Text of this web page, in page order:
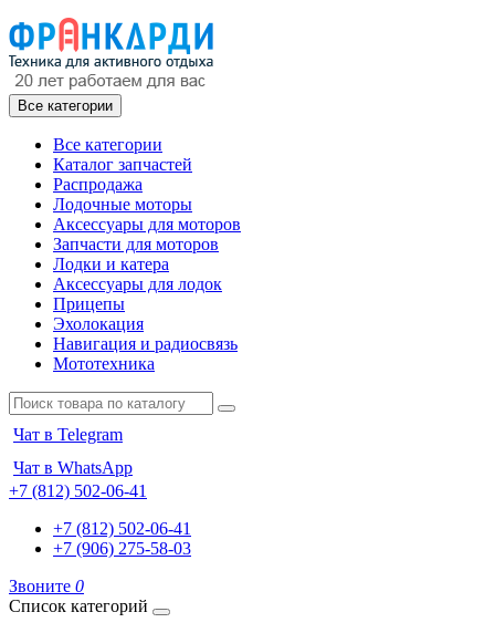
Все категории
Все категории
Каталог запчастей
Распродажа
Лодочные моторы
Аксессуары для моторов
Запчасти для моторов
Лодки и катера
Аксессуары для лодок
Прицепы
Эхолокация
Навигация и радиосвязь
Мототехника
Чат в Telegram
Чат в WhatsApp
+7 (812) 502-06-41
+7 (812) 502-06-41
+7 (906) 275-58-03
Звоните 0
Список категорий